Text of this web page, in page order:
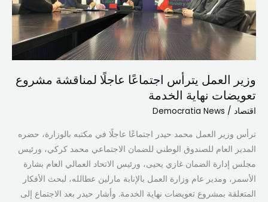
وزير العمل يترأس اجتماعًا عاجلًا لمناقشة مشروع
تعويضات نهاية الخدمة
اقتصاد /
Democratia News
ترأس وزير العمل محمد حيدر اجتماعًا عاجلًا في مكتبه بالوزارة، حضره
المدير العام للصندوق الوطني للضمان الاجتماعي محمد كركي، ورئيس
مجلس إدارة الضمان غازي يحيى، ورئيس الاتحاد العمالي العام بشارة
الأسمر، ومدير عام وزارة العمل بالإنابة مارلين عطالله، لبحث الأفكار
المتعلقة بمشروع تعويضات نهاية الخدمة. وأشار حيدر بعد الاجتماع إلى
لمناقشة
مشروع
تعويضات